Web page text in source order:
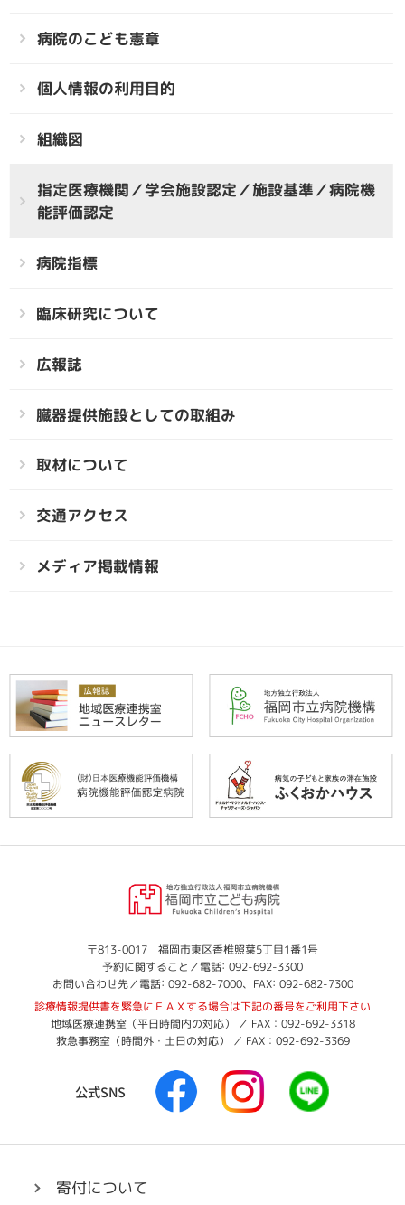
病院のこども憲章
個人情報の利用目的
組織図
指定医療機関／学会施設認定／施設基準／病院機
能評価認定
病院指標
臨床研究について
広報誌
臓器提供施設としての取組み
取材について
交通アクセス
メディア掲載情報
福
岡
立
こ
ど
も
病
〒813-0017 福岡市東区香椎照葉5丁目1番1号
予約に関すること／電話: 092-692-3300
お問い合わせ先／電話: 092-682-7000、FAX: 092-682-7300
診療情報提供書を緊急にＦＡＸする場合は下記の番号をご利用下さい
地域医療連携室（平日時間内の対応） ／ FAX：092-692-3318
救急事務室（時間外・土日の対応） ／ FAX：092-692-3369
公式SNS
F
a
e
I
n
t
L
I
E
寄付について